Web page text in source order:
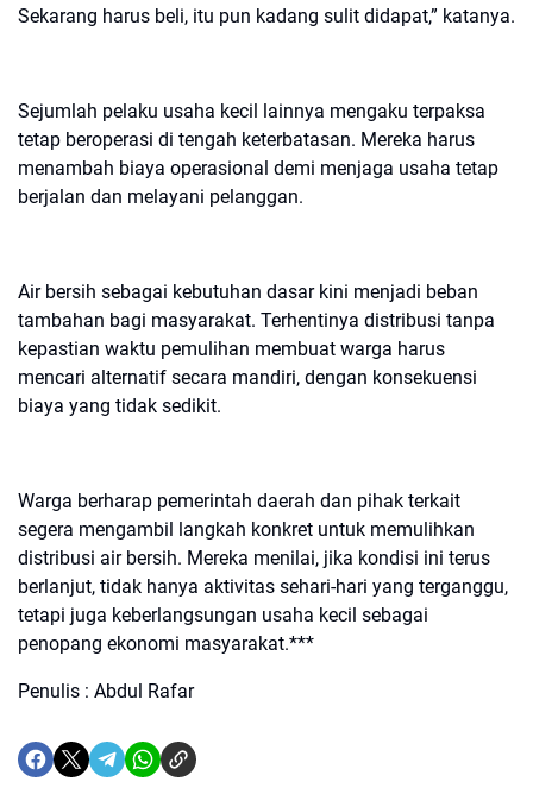
Sekarang harus beli, itu pun kadang sulit didapat,” katanya.
Sejumlah pelaku usaha kecil lainnya mengaku terpaksa
tetap beroperasi di tengah keterbatasan. Mereka harus
menambah biaya operasional demi menjaga usaha tetap
berjalan dan melayani pelanggan.
Air bersih sebagai kebutuhan dasar kini menjadi beban
tambahan bagi masyarakat. Terhentinya distribusi tanpa
kepastian waktu pemulihan membuat warga harus
mencari alternatif secara mandiri, dengan konsekuensi
biaya yang tidak sedikit.
Warga berharap pemerintah daerah dan pihak terkait
segera mengambil langkah konkret untuk memulihkan
distribusi air bersih. Mereka menilai, jika kondisi ini terus
berlanjut, tidak hanya aktivitas sehari-hari yang terganggu,
tetapi juga keberlangsungan usaha kecil sebagai
penopang ekonomi masyarakat.***
Penulis : Abdul Rafar